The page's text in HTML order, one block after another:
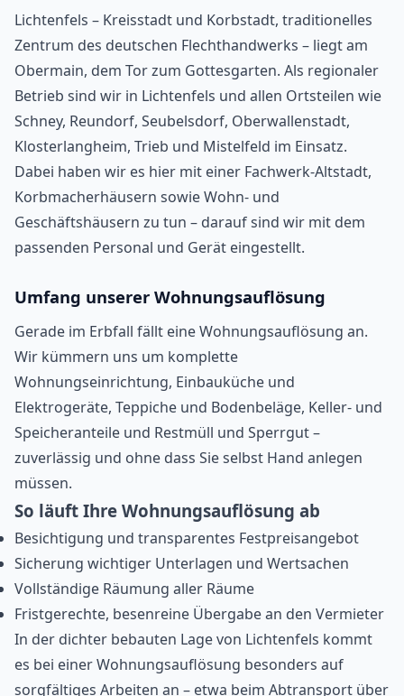
Lichtenfels – Kreisstadt und Korbstadt, traditionelles
Zentrum des deutschen Flechthandwerks – liegt am
Obermain, dem Tor zum Gottesgarten. Als regionaler
Betrieb sind wir in Lichtenfels und allen Ortsteilen wie
Schney, Reundorf, Seubelsdorf, Oberwallenstadt,
Klosterlangheim, Trieb und Mistelfeld im Einsatz.
Dabei haben wir es hier mit einer Fachwerk-Altstadt,
Korbmacherhäusern sowie Wohn- und
Geschäftshäusern zu tun – darauf sind wir mit dem
passenden Personal und Gerät eingestellt.
Umfang unserer Wohnungsauflösung
Gerade im Erbfall fällt eine Wohnungsauflösung an.
Wir kümmern uns um komplette
Wohnungseinrichtung, Einbauküche und
Elektrogeräte, Teppiche und Bodenbeläge, Keller- und
Speicheranteile und Restmüll und Sperrgut –
zuverlässig und ohne dass Sie selbst Hand anlegen
müssen.
So läuft Ihre Wohnungsauflösung ab
Besichtigung und transparentes Festpreisangebot
Sicherung wichtiger Unterlagen und Wertsachen
Vollständige Räumung aller Räume
Fristgerechte, besenreine Übergabe an den Vermieter
In der dichter bebauten Lage von Lichtenfels kommt
es bei einer Wohnungsauflösung besonders auf
sorgfältiges Arbeiten an – etwa beim Abtransport über